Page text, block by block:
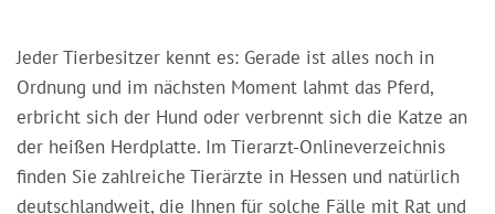
Jeder Tierbesitzer kennt es: Gerade ist alles noch in
Ordnung und im nächsten Moment lahmt das Pferd,
erbricht sich der Hund oder verbrennt sich die Katze an
der heißen Herdplatte. Im Tierarzt-Onlineverzeichnis
finden Sie zahlreiche Tierärzte in Hessen und natürlich
deutschlandweit, die Ihnen für solche Fälle mit Rat und